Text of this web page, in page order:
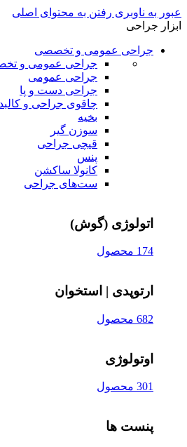
عبور به ناوبری رفتن به محتوای اصلی
ابزار جراحی
جراحی عمومی و تخصصی
جراحی عمومی و
جراحی عمومی
جراحی دست و پا
چاقوی جراحی و
بخیه
سوزن‌ گیر
قیچی‌ جراحی
پنس
کانولا ساکشن
ست‌های جراحی
اتولوژی (گوش)
174 محصول
ارتوپدی | استخوان
682 محصول
اوتولوژی
301 محصول
پنست ها